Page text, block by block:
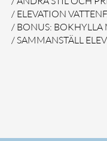
/ ELEVATION
/ BONUS: BOKHYLLA
/ SAMMANSTÄLL